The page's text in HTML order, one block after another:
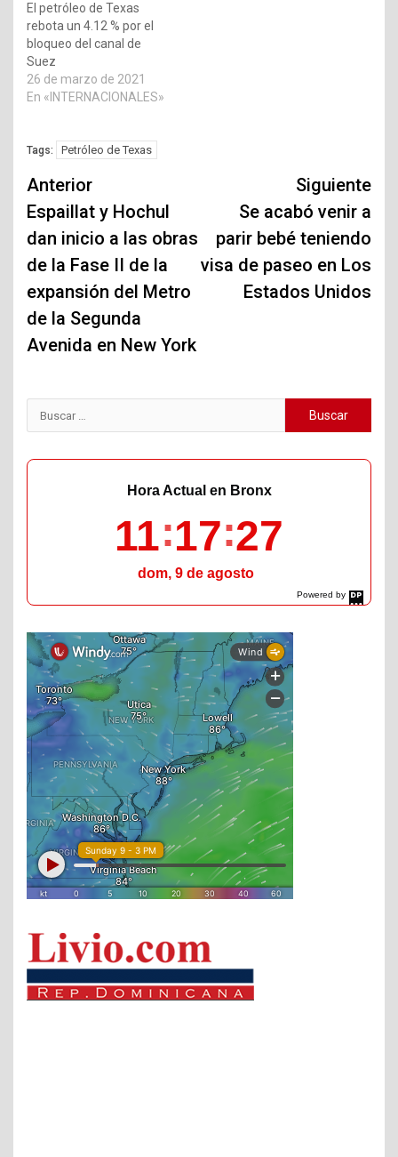
El petróleo de Texas
rebota un 4.12 % por el
bloqueo del canal de
Suez
26 de marzo de 2021
En «INTERNACIONALES»
Tags: Petróleo de Texas
Navegación
de
entradas
Anterior
Espaillat y Hochul
dan inicio a las obras
de la Fase II de la
expansión del Metro
de la Segunda
Avenida en New York
Siguiente
Se acabó venir a
parir bebé teniendo
visa de paseo en Los
Estados Unidos
Buscar:
Powered by
DaysPedia.com
Hora Actual en Bronx
11 17 28
dom, 9 de agosto